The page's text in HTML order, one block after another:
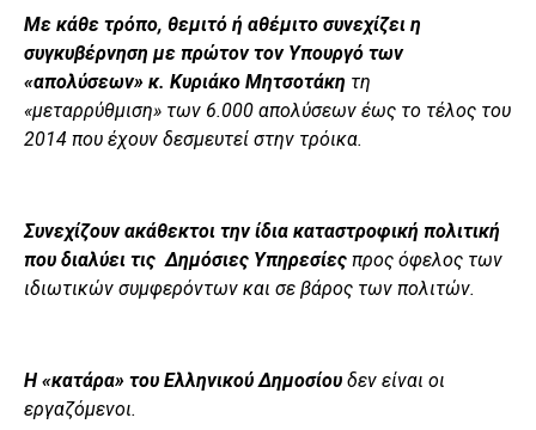
Με κάθε τρόπο, θεμιτό ή αθέμιτο συνεχίζει η
συγκυβέρνηση με πρώτον τον Υπουργό των
«απολύσεων» κ. Κυριάκο Μητσοτάκη τη
«μεταρρύθμιση» των 6.000 απολύσεων έως το τέλος του
2014 που έχουν δεσμευτεί στην τρόικα.
Συνεχίζουν ακάθεκτοι την ίδια καταστροφική πολιτική
που διαλύει τις Δημόσιες Υπηρεσίες προς όφελος των
ιδιωτικών συμφερόντων και σε βάρος των πολιτών.
Η «κατάρα» του Ελληνικού Δημοσίου δεν είναι οι
εργαζόμενοι.